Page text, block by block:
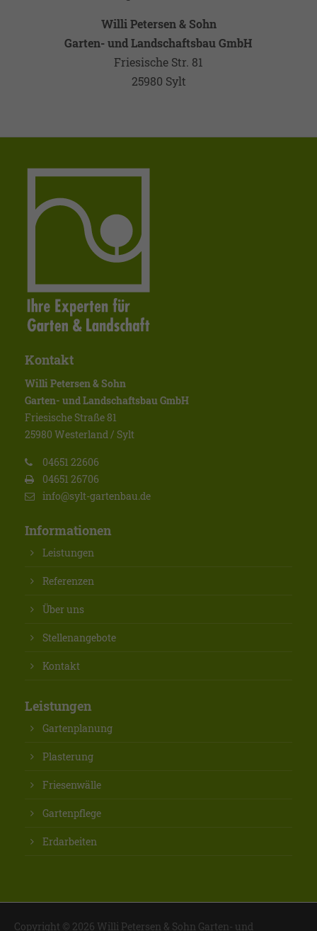
Willi Petersen & Sohn
Garten- und Landschaftsbau GmbH
Friesische Str. 81
25980 Sylt
Kontakt
Willi Petersen & Sohn
Garten- und Landschaftsbau GmbH
Friesische Straße 81
25980 Westerland / Sylt
04651 22606
04651 26706
info@sylt-gartenbau.de
Informationen
Leistungen
Referenzen
Über uns
Stellenangebote
Kontakt
Leistungen
Gartenplanung
Plasterung
Friesenwälle
Gartenpflege
Erdarbeiten
Copyright © 2026 Willi Petersen & Sohn Garten- und